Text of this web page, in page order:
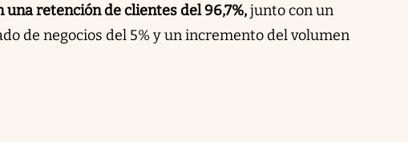
una retención de clientes del 96,7%,junto con un
de negocios del 5% y un incremento del volumen